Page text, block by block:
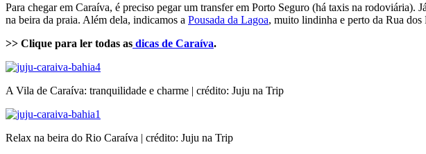
Para chegar em Caraíva, é preciso pegar um transfer em Porto Seguro (há taxis na rodoviária).
na beira da praia. Além dela, indicamos a Pousada da Lagoa, muito lindinha e perto da Rua dos
>> Clique para ler todas as dicas de Caraíva.
A Vila de Caraíva: tranquilidade e charme | crédito: Juju na Trip
Relax na beira do Rio Caraíva | crédito: Juju na Trip